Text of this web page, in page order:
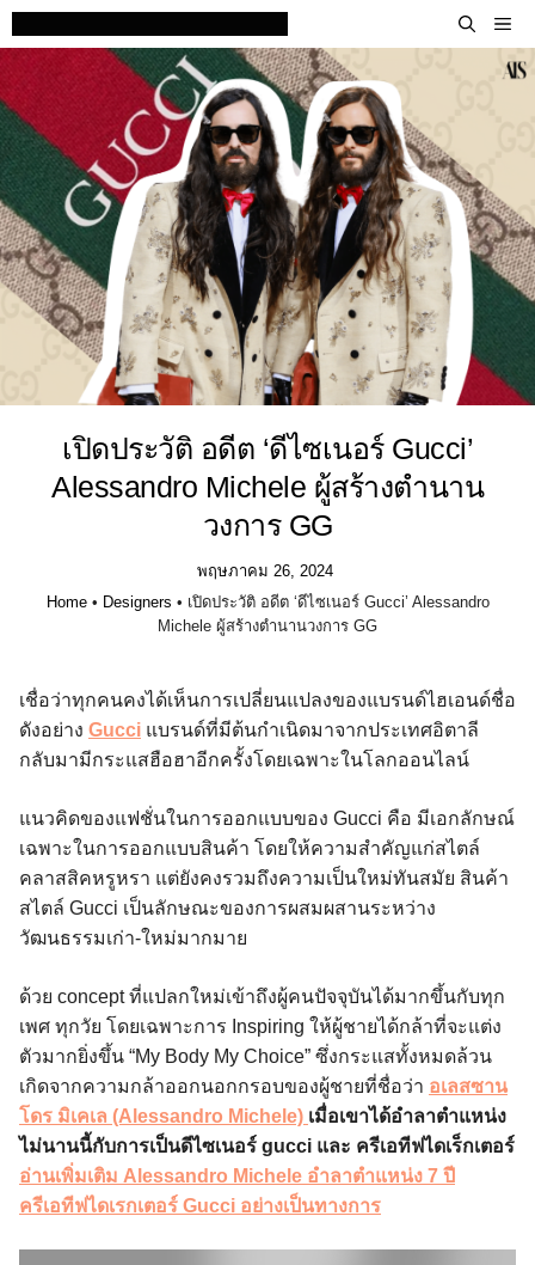
Skip
to
content
เปิดประวัติ อดีต ‘ดีไซเนอร์ Gucci’
Alessandro Michele ผู้สร้างตำนาน
วงการ GG
พฤษภาคม 26, 2024
Home• Designers • เปิดประวัติ อดีต ‘ดีไซเนอร์ Gucci’ Alessandro
Michele ผู้สร้างตำนานวงการ GG
เชื่อว่าทุกคนคงได้เห็นการเปลี่ยนแปลงของแบรนด์ไฮเอนด์ชื่อ
ดังอย่าง Gucci แบรนด์ที่มีต้นกำเนิดมาจากประเทศอิตาลี
กลับมามีกระแสฮือฮาอีกครั้งโดยเฉพาะในโลกออนไลน์
แนวคิดของแฟชั่นในการออกแบบของ Gucci คือ มีเอกลักษณ์
เฉพาะในการออกแบบสินค้า โดยให้ความสำคัญแก่สไตล์
คลาสสิคหรูหรา แต่ยังคงรวมถึงความเป็นใหม่ทันสมัย สินค้า
สไตล์ Gucci เป็นลักษณะของการผสมผสานระหว่าง
วัฒนธรรมเก่า-ใหม่มากมาย
ด้วย concept ที่แปลกใหม่เข้าถึงผู้คนปัจจุบันได้มากขึ้นกับทุก
เพศ ทุกวัย โดยเฉพาะการ Inspiring ให้ผู้ชายได้กล้าที่จะแต่ง
ตัวมากยิ่งขึ้น “My Body My Choice” ซึ่งกระแสทั้งหมดล้วน
เกิดจากความกล้าออกนอกกรอบของผู้ชายที่ชื่อว่า อเลสซาน
โดร มิเคเล (Alessandro Michele) เมื่อเขาได้อำลาตำแหน่ง
ไม่นานนี้กับการเป็นดีไซเนอร์ gucci และ ครีเอทีฟไดเร็กเตอร์
อ่านเพิ่มเติม Alessandro Michele อำลาตำแหน่ง 7 ปี
ครีเอทีฟไดเรกเตอร์ Gucci อย่างเป็นทางการ